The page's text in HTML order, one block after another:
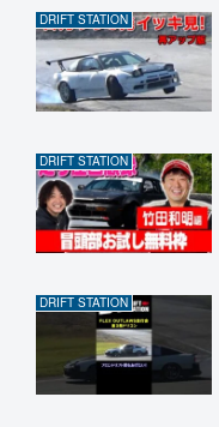
DRIFT STATION
DRIFT STATION
DRIFT STATION